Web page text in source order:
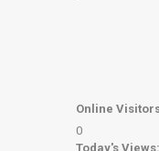
Online
0
Today's Views: